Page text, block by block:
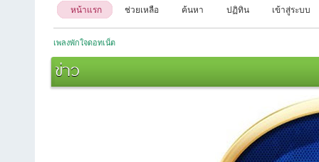
หน้าแรก ช่วยเหลือ ค้นหา ปฏิทิน เข้าสู่ระบบ
เพลงพักใจดอทเน็ต
ข่าว